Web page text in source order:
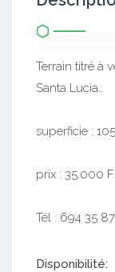
Terrain titré à
Santa Lucia..
superficie :
prix : 35.000
Tél : 694 35
Disponibilité: